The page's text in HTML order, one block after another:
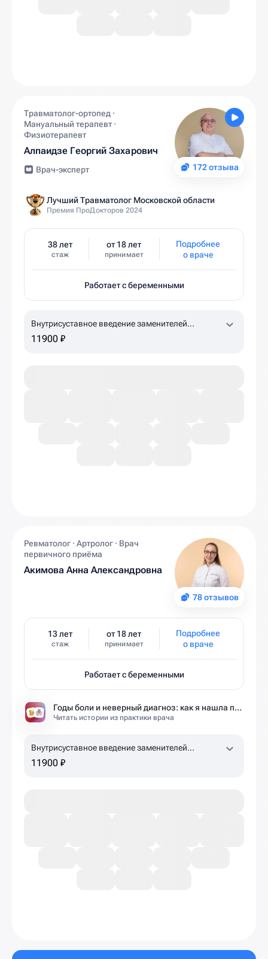
172 отзыва
Травматолог-ортопед ·
Мануальный терапевт ·
Физиотерапевт
Алпаидзе Георгий Захарович
Врач-эксперт
Лучший Травматолог Московской области
Премия ПроДокторов 2024
38 лет
стаж
от 18 лет
принимает
Подробнее
о враче
Работает с беременными
Внутрисуставное введение заменителей
синовиальной жидкости Гиалджект (коленный,
11900 ₽
78 отзывов
Ревматолог · Артролог · Врач
первичного приёма
Акимова Анна Александровна
13 лет
стаж
от 18 лет
принимает
Подробнее
о враче
Работает с беременными
Годы боли и неверный диагноз: как я нашла причину там, где другие не искали
Читать истории из практики врача
Внутрисуставное введение заменителей
синовиальной жидкости Гиалджект (коленный,
11900 ₽